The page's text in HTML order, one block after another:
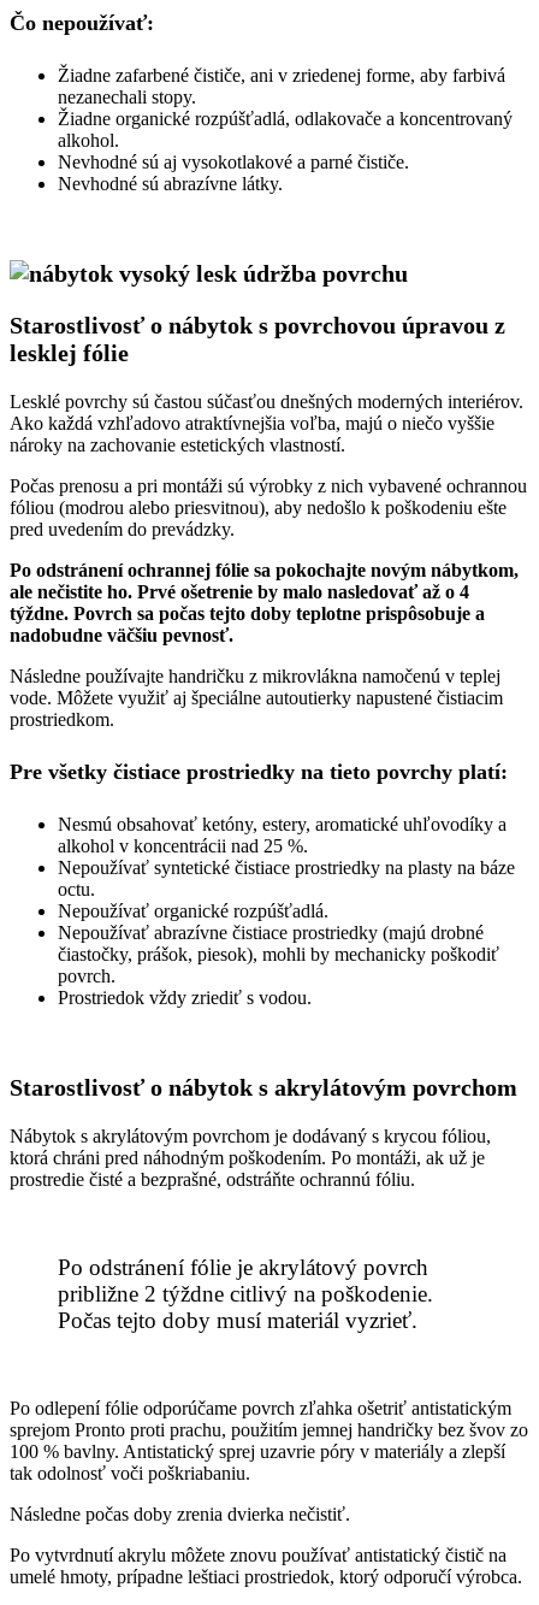
Čo nepoužívať:
Žiadne zafarbené čističe, ani v zriedenej forme, aby farbivá
nezanechali stopy.
Žiadne organické rozpúšťadlá, odlakovače a koncentrovaný
alkohol.
Nevhodné sú aj vysokotlakové a parné čističe.
Nevhodné sú abrazívne látky.
Starostlivosť o nábytok s povrchovou úpravou z
lesklej fólie
Lesklé povrchy sú častou súčasťou dnešných moderných interiérov.
Ako každá vzhľadovo atraktívnejšia voľba, majú o niečo vyššie
nároky na zachovanie estetických vlastností.
Počas prenosu a pri montáži sú výrobky z nich vybavené ochrannou
fóliou (modrou alebo priesvitnou), aby nedošlo k poškodeniu ešte
pred uvedením do prevádzky.
Po odstránení ochrannej fólie sa pokochajte novým nábytkom,
ale nečistite ho. Prvé ošetrenie by malo nasledovať až o 4
týždne. Povrch sa počas tejto doby teplotne prispôsobuje a
nadobudne väčšiu pevnosť.
Následne používajte handričku z mikrovlákna namočenú v teplej
vode. Môžete využiť aj špeciálne autoutierky napustené čistiacim
prostriedkom.
Pre všetky čistiace prostriedky na tieto povrchy platí:
Nesmú obsahovať ketóny, estery, aromatické uhľovodíky a
alkohol v koncentrácii nad 25 %.
Nepoužívať syntetické čistiace prostriedky na plasty na báze
octu.
Nepoužívať organické rozpúšťadlá.
Nepoužívať abrazívne čistiace prostriedky (majú drobné
čiastočky, prášok, piesok), mohli by mechanicky poškodiť
povrch.
Prostriedok vždy zriediť s vodou.
Starostlivosť o nábytok s akrylátovým povrchom
Nábytok s akrylátovým povrchom je dodávaný s krycou fóliou,
ktorá chráni pred náhodným poškodením. Po montáži, ak už je
prostredie čisté a bezprašné, odstráňte ochrannú fóliu.
Po odstránení fólie je akrylátový povrch
približne 2 týždne citlivý na poškodenie.
Počas tejto doby musí materiál vyzrieť.
Po odlepení fólie odporúčame povrch zľahka ošetriť antistatickým
sprejom Pronto proti prachu, použitím jemnej handričky bez švov zo
100 % bavlny. Antistatický sprej uzavrie póry v materiály a zlepší
tak odolnosť voči poškriabaniu.
Následne počas doby zrenia dvierka nečistiť.
Po vytvrdnutí akrylu môžete znovu používať antistatický čistič na
umelé hmoty, prípadne leštiaci prostriedok, ktorý odporučí výrobca.